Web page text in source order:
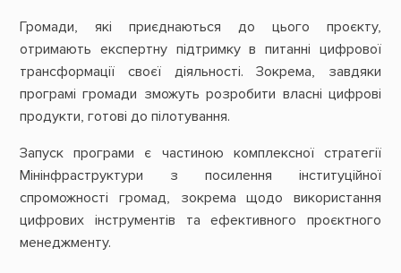
Громади, які приєднаються до цього проєкту,
отримають експертну підтримку в питанні цифрової
трансформації своєї діяльності. Зокрема, завдяки
програмі громади зможуть розробити власні цифрові
продукти, готові до пілотування.
Запуск програми є частиною комплексної стратегії
Мінінфраструктури з посилення інституційної
спроможності громад, зокрема щодо використання
цифрових інструментів та ефективного проєктного
менеджменту.